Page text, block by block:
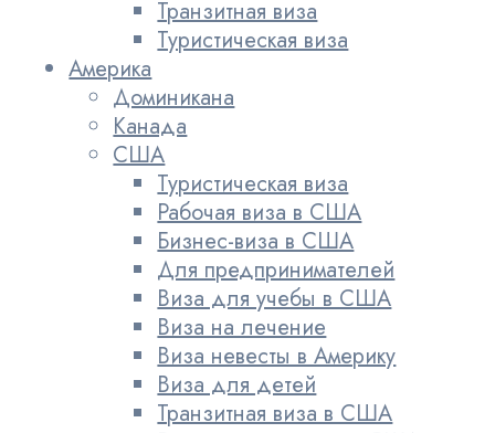
Транзитная виза
Туристическая виза
Америка
Доминикана
Канада
США
Туристическая виза
Рабочая виза в США
Бизнес-виза в США
Для предпринимателей
Виза для учебы в США
Виза на лечение
Виза невесты в Америку
Виза для детей
Транзитная виза в США